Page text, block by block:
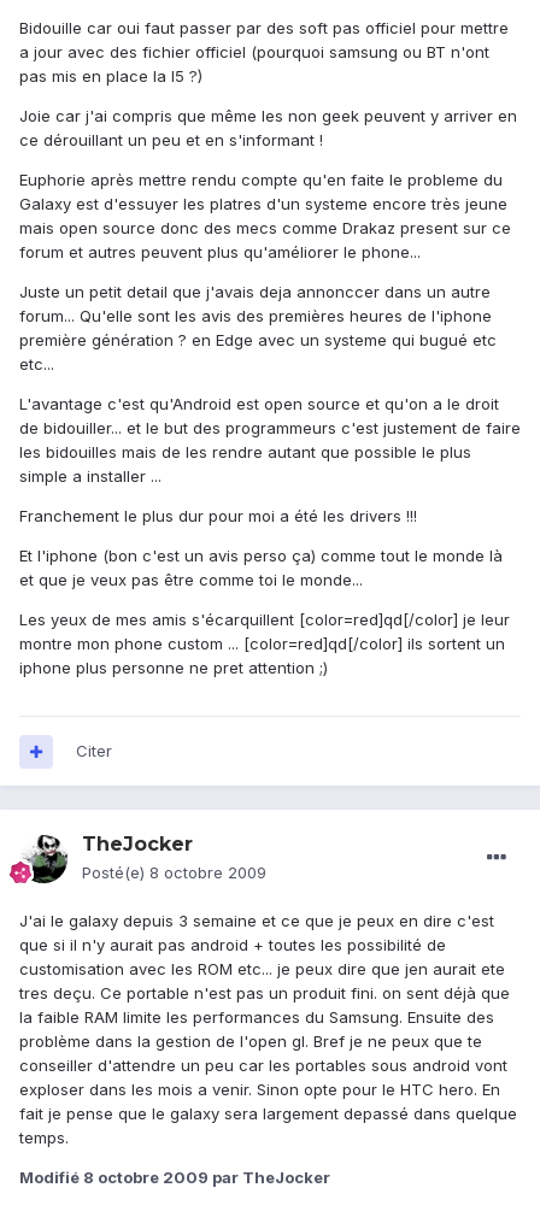
Bidouille car oui faut passer par des soft pas officiel pour mettre
a jour avec des fichier officiel (pourquoi samsung ou BT n'ont
pas mis en place la I5 ?)
Joie car j'ai compris que même les non geek peuvent y arriver en
ce dérouillant un peu et en s'informant !
Euphorie après mettre rendu compte qu'en faite le probleme du
Galaxy est d'essuyer les platres d'un systeme encore très jeune
mais open source donc des mecs comme Drakaz present sur ce
forum et autres peuvent plus qu'améliorer le phone...
Juste un petit detail que j'avais deja annonccer dans un autre
forum... Qu'elle sont les avis des premières heures de l'iphone
première génération ? en Edge avec un systeme qui bugué etc
etc...
L'avantage c'est qu'Android est open source et qu'on a le droit
de bidouiller... et le but des programmeurs c'est justement de faire
les bidouilles mais de les rendre autant que possible le plus
simple a installer ...
Franchement le plus dur pour moi a été les drivers !!!
Et l'iphone (bon c'est un avis perso ça) comme tout le monde là
et que je veux pas être comme toi le monde...
Les yeux de mes amis s'écarquillent [color=red]qd[/color] je leur
montre mon phone custom ... [color=red]qd[/color] ils sortent un
iphone plus personne ne pret attention ;)
Citer
TheJocker
Posté(e) 8 octobre 2009
J'ai le galaxy depuis 3 semaine et ce que je peux en dire c'est
que si il n'y aurait pas android + toutes les possibilité de
customisation avec les ROM etc... je peux dire que jen aurait ete
tres deçu. Ce portable n'est pas un produit fini. on sent déjà que
la faible RAM limite les performances du Samsung. Ensuite des
problème dans la gestion de l'open gl. Bref je ne peux que te
conseiller d'attendre un peu car les portables sous android vont
exploser dans les mois a venir. Sinon opte pour le HTC hero. En
fait je pense que le galaxy sera largement depassé dans quelque
temps.
Modifié 8 octobre 2009 par TheJocker